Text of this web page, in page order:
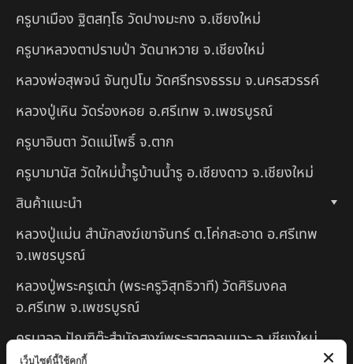
ครูบาเมือง ฐิตสทฺโธ วัดปางมะกง จ.เชียงใหม่
ครูบาหลวงตาปราบป่า วัดนาหวาย จ.เชียงใหม่
หลวงพ่อสุพจน์ จันทูปโม วัดศรีทรงธรรม จ.นครสวรรค์
หลวงปู่เหิน วัดร่องหอย อ.ศรีเทพ จ.เพชรบูรณ์
ครูบาอินตา วัดแม่โพธิ์ จ.ตาก
ครูบามานัส วัดใหม่น้ำรูบ้านน้ำรู อ.เชียงดาว จ.เชียงใหม่
สินค้าแนะนำ
หลวงปู่แม่น สำนักสงฆ์เขาจันทร์ ต.โค่กสะอาด อ.ศรีเทพ
จ.เพชรบูรณ์
หลวงปู่พระครูเฒ่า (พระครูวิสุทธิวาที) วัดศิริมงคล
อ.ศรีเทพ จ.เพชรบูรณ์
ครูบาออ ปัณฑิต๊ะสำนักสงฆ์พระธาตุจอมแวะ จ.เชียงใหม่
เว็บไซต์นี้ใช้คุกกี้